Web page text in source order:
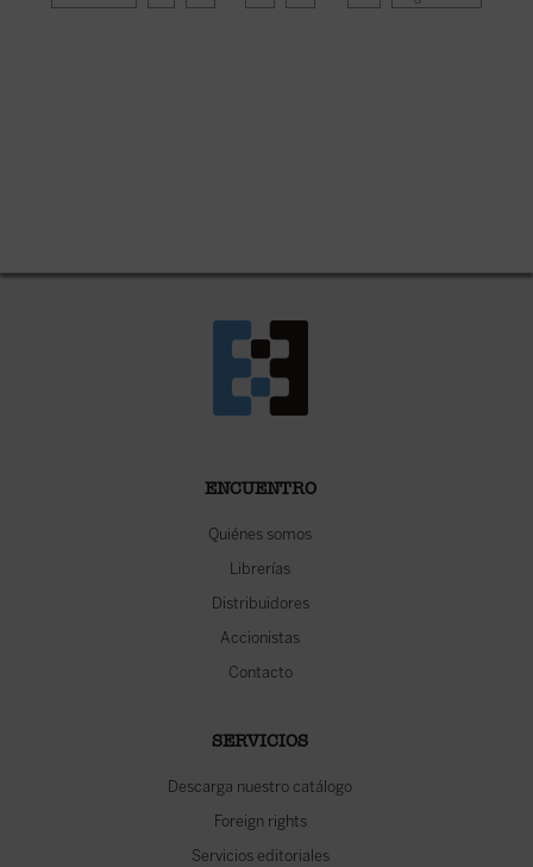
ENCUENTRO
Quiénes somos
Librerías
Distribuidores
Accionistas
Contacto
SERVICIOS
Descarga nuestro catálogo
Foreign rights
Servicios editoriales